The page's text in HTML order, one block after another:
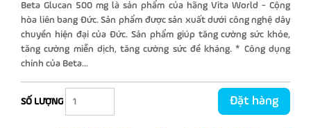
Beta Glucan 500 mg là sản phẩm của hãng Vita World - Cộng
hòa liên bang Đức. Sản phẩm được sản xuất dưới công nghệ dây
chuyền hiện đại của Đức. Sản phẩm giúp tăng cường sức khỏe,
tăng cường miễn dịch, tăng cường sức đề kháng. * Công dụng
chính của Beta...
SỐ LƯỢNG Đặt hàng